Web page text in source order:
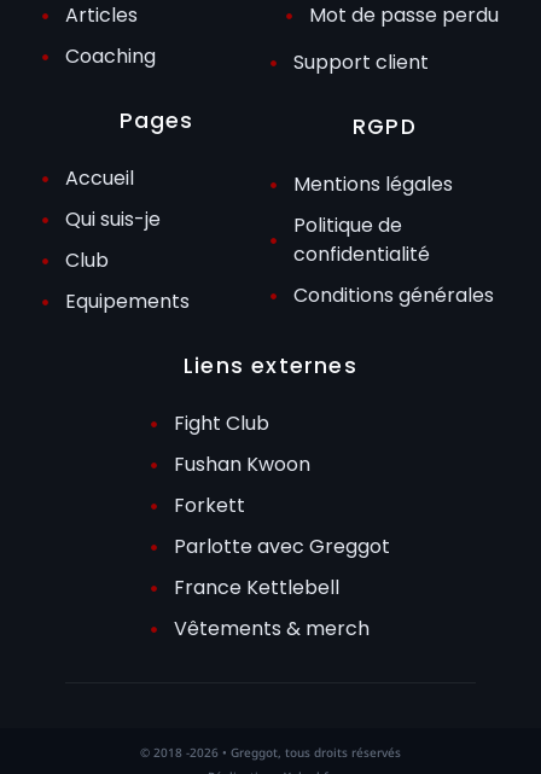
Articles
Coaching
Pages
Accueil
Qui suis-je
Club
Equipements
Mot de passe perdu
Support client
RGPD
Mentions légales
Politique de
confidentialité
Conditions générales
Liens externes
Fight Club
Fushan Kwoon
Forkett
Parlotte avec Greggot
France Kettlebell
Vêtements & merch
© 2018 -2026 • Greggot, tous droits réservés